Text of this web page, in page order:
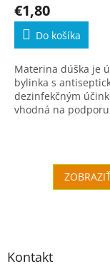
€1,80
Do košíka
Materina dúška je
bylinka s
dezinfekčným
vhodná na
Kontakt